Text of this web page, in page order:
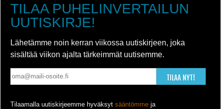
TILAA PUHELINVERTAILUN
UUTISKIRJE!
Lähetämme noin kerran viikossa uutiskirjeen, joka
sisältää viikon ajalta tärkeimmät uutisemme.
TILAA NYT!
Tilaamalla uutiskirjeemme hyväksyt sääntömme ja